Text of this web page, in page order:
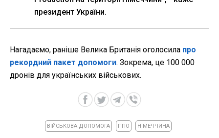
президент України.
Нагадаємо, раніше Велика Британія оголосила про
рекордний пакет допомоги. Зокрема, це 100 000
дронів для українських військових.
ВІЙСЬКОВА ДОПОМОГА ППО НІМЕЧЧИНА